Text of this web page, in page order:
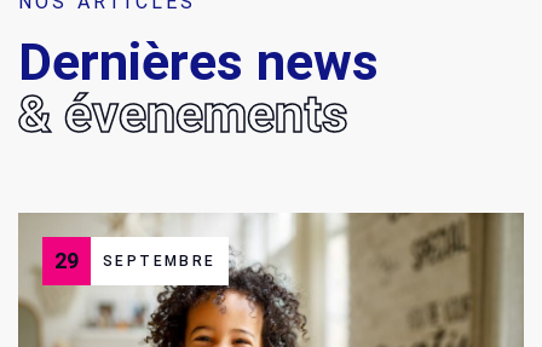
Dernières news
& évenements
29 SEPTEMBRE